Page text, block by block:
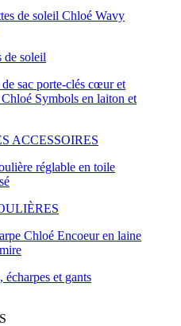
de soleil
ACCESSOIRES
écharpes et gants